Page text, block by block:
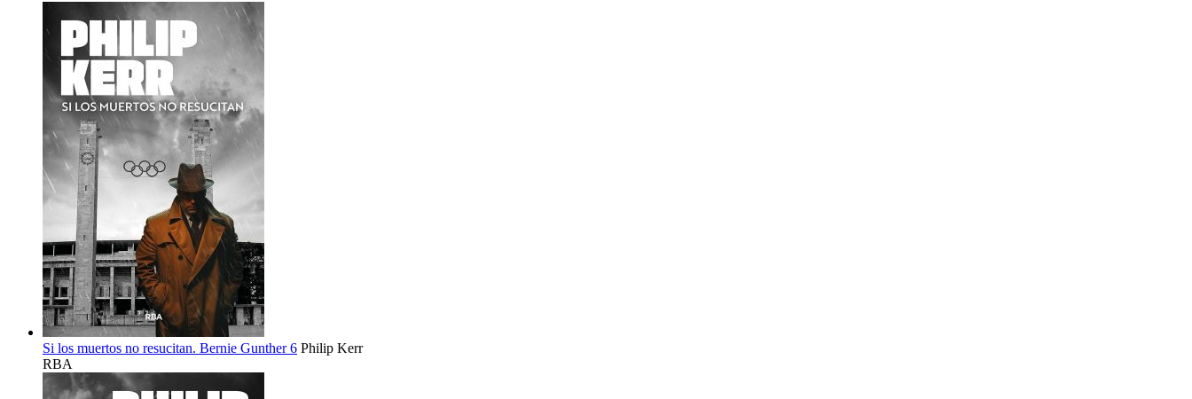
Si los muertos no resucitan. Bernie Gunther 6 Philip Kerr
RBA